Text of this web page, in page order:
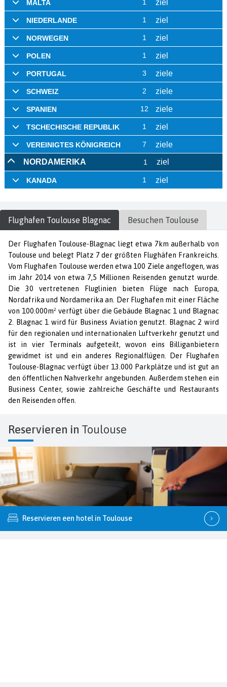
Flughafen Toulouse Blagnac Besuchen Toulouse
Der Flughafen Toulouse-Blagnac liegt etwa 7km außerhalb von
Toulouse und belegt Platz 7 der größten Flughäfen Frankreichs.
Vom Flughafen Toulouse werden etwa 100 Ziele angeflogen, was
im Jahr 2014 von etwa 7,5 Millionen Reisenden genutzt wurde.
Die 30 vertretenen Fluglinien bieten Flüge nach Europa,
Nordafrika und Nordamerika an. Der Flughafen mit einer Fläche
von 100.000m² verfügt über die Gebäude Blagnac 1 und Blagnac
2. Blagnac 1 wird für Business Aviation genutzt. Blagnac 2 wird
für den regionalen und internationalen Luftverkehr genutzt und
ist in vier Terminals aufgeteilt, wovon eins Billiganbietern
gewidmet ist und ein anderes Regionalflügen. Der Flughafen
Toulouse-Blagnac verfügt über 13.000 Parkplätze und ist gut an
den öffentlichen Nahverkehr angebunden. Außerdem stehen ein
Business Center, sowie zahlreiche Geschäfte und Restaurants
den Reisenden offen.
Reservieren in Toulouse
Reservieren een hotel in Toulouse